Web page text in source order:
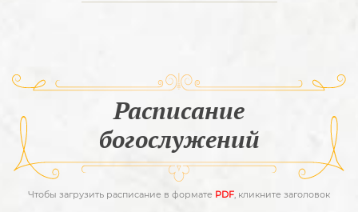
Расписание
богослужений
Чтобы загрузить расписание в формате PDF, кликните заголовок